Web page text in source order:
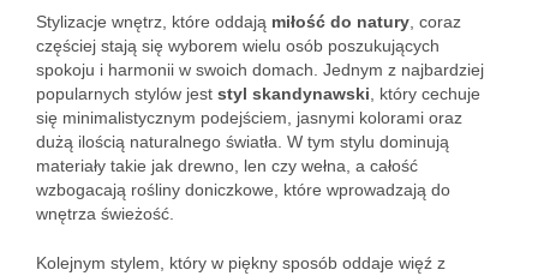
Stylizacje wnętrz, które oddają miłość do natury , coraz
częściej stają się wyborem wielu osób poszukujących
spokoju i harmonii w swoich domach. Jednym z najbardziej
popularnych stylów jest styl skandynawski , który cechuje
się minimalistycznym podejściem, jasnymi kolorami oraz
dużą ilością naturalnego światła. W tym stylu dominują
materiały takie jak drewno, len czy wełna, a całość
wzbogacają rośliny doniczkowe, które wprowadzają do
wnętrza świeżość.
Kolejnym stylem, który w piękny sposób oddaje więź z